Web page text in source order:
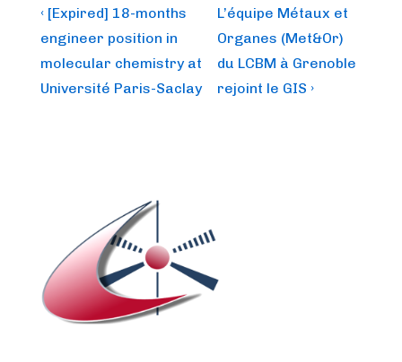
Post
navigation
Previous
Post
is
‹ [Expired] 18-months
engineer position in
molecular chemistry at
Université Paris-Saclay
Next
Post
is
L’équipe Métaux et
Organes (Met&Or)
du LCBM à Grenoble
rejoint le GIS ›